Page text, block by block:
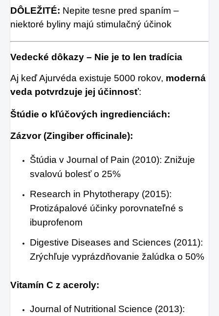
DÔLEŽITÉ: Nepite tesne pred spaním –
niektoré byliny majú stimulačný účinok
Vedecké dôkazy – Nie je to len tradícia
Aj keď Ajurvéda existuje 5000 rokov, moderná
veda potvrdzuje jej účinnosť:
Štúdie o kľúčových ingredienciách:
Zázvor (Zingiber officinale):
Štúdia v Journal of Pain (2010): Znižuje
svalovú bolesť o 25%
Research in Phytotherapy (2015):
Protizápalové účinky porovnateľné s
ibuprofenom
Digestive Diseases and Sciences (2011):
Zrýchľuje vyprázdňovanie žalúdka o 50%
Vitamín C z aceroly:
Journal of Nutritional Science (2013):